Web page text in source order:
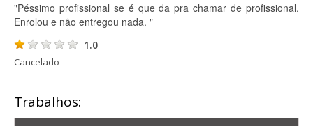
"Péssimo profissional se é que da pra chamar de profissional.
Enrolou e não entregou nada. "
1.0
Cancelado
Trabalhos: